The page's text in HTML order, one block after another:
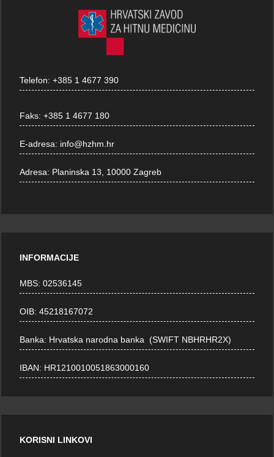
Telefon:+385 1 4677 390
Faks:+385 1 4677 180
E-adresa: info@hzhm.hr
Adresa: Planinska 13, 10000 Zagreb
INFORMACIJE
MBS: 02536145
OIB: 45218167072
Banka: Hrvatska narodna banka (SWIFT NBHRHR2X)
IBAN: HR1210010051863000160
KORISNI LINKOVI